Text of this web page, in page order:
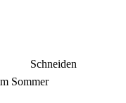
Schneiden
Sommer